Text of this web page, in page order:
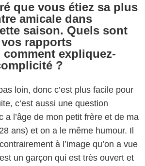
que vous étiez sa plus
amicale dans
saison. Quels sont
rapports
comment expliquez-
?
loin, donc c’est plus facile pour
c’est aussi une question
a l’âge de mon petit frère et de ma
ans) et on a le même humour. Il
à l’image qu’on a vue
un garçon qui est très ouvert et